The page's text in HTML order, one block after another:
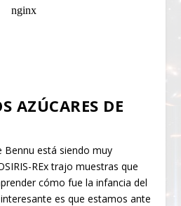
AZÚCARES DE
Bennu está siendo muy
REx trajo muestras que
cómo fue la infancia del
es que estamos ante